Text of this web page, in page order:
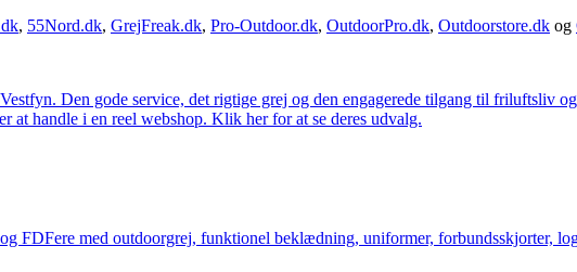
, 55Nord.dk, GrejFreak.dk, Pro-Outdoor.dk, OutdoorPro.dk, Outdoorstore.dk og
Den gode service, det rigtige grej og den engagerede tilgang til friluftsliv
at handle i en reel webshop. Klik her for at se deres udvalg.
FDFere med outdoorgrej, funktionel beklædning, uniformer, forbundsskjorter,